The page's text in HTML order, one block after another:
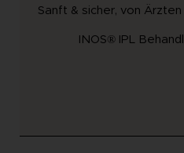
Sanft & sicher, von
INOS® IPL